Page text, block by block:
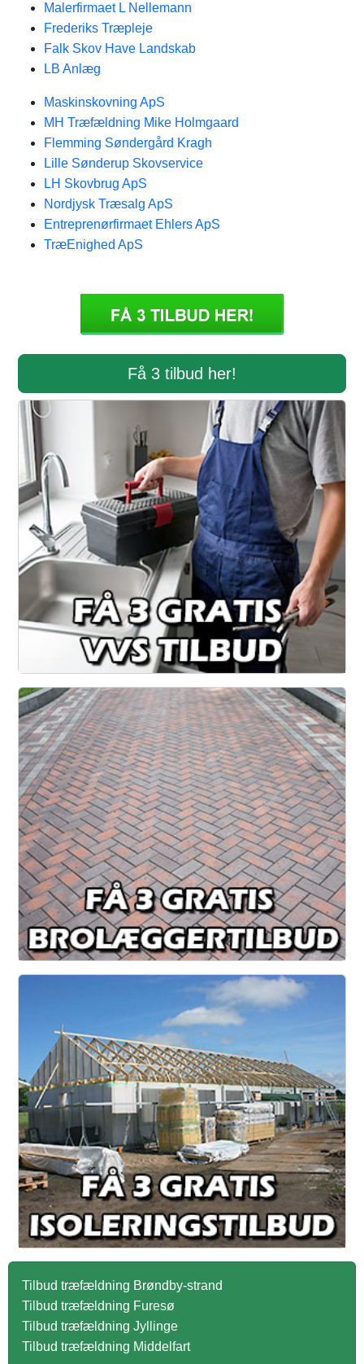
Malerfirmaet L Nellemann
Frederiks Træpleje
Falk Skov Have Landskab
LB Anlæg
Maskinskovning ApS
MH Træfældning Mike Holmgaard
Flemming Søndergård Kragh
Lille Sønderup Skovservice
LH Skovbrug ApS
Nordjysk Træsalg ApS
Entreprenørfirmaet Ehlers ApS
TræEnighed ApS
Få 3 tilbud her!
Tilbud træfældning Brøndby-strand
Tilbud træfældning Furesø
Tilbud træfældning Jyllinge
Tilbud træfældning Middelfart